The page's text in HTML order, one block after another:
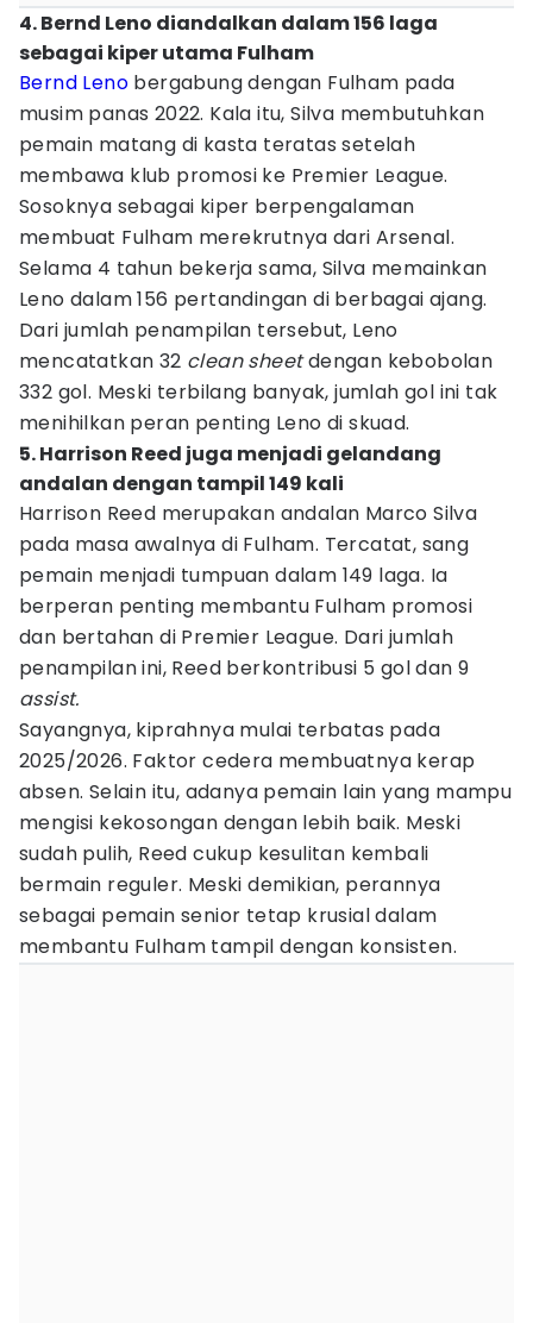
4. Bernd Leno diandalkan dalam 156 laga
sebagai kiper utama Fulham
Bernd Leno bergabung dengan Fulham pada
musim panas 2022. Kala itu, Silva membutuhkan
pemain matang di kasta teratas setelah
membawa klub promosi ke Premier League.
Sosoknya sebagai kiper berpengalaman
membuat Fulham merekrutnya dari Arsenal.
Selama 4 tahun bekerja sama, Silva memainkan
Leno dalam 156 pertandingan di berbagai ajang.
Dari jumlah penampilan tersebut, Leno
mencatatkan 32 clean sheetdengan kebobolan
332 gol. Meski terbilang banyak, jumlah gol ini tak
menihilkan peran penting Leno di skuad.
5. Harrison Reed juga menjadi gelandang
andalan dengan tampil 149 kali
Harrison Reed merupakan andalan Marco Silva
pada masa awalnya di Fulham. Tercatat, sang
pemain menjadi tumpuan dalam 149 laga. Ia
berperan penting membantu Fulham promosi
dan bertahan di Premier League. Dari jumlah
penampilan ini, Reed berkontribusi 5 gol dan 9
assist.
Sayangnya, kiprahnya mulai terbatas pada
2025/2026. Faktor cedera membuatnya kerap
absen. Selain itu, adanya pemain lain yang mampu
mengisi kekosongan dengan lebih baik. Meski
sudah pulih, Reed cukup kesulitan kembali
bermain reguler. Meski demikian, perannya
sebagai pemain senior tetap krusial dalam
membantu Fulham tampil dengan konsisten.